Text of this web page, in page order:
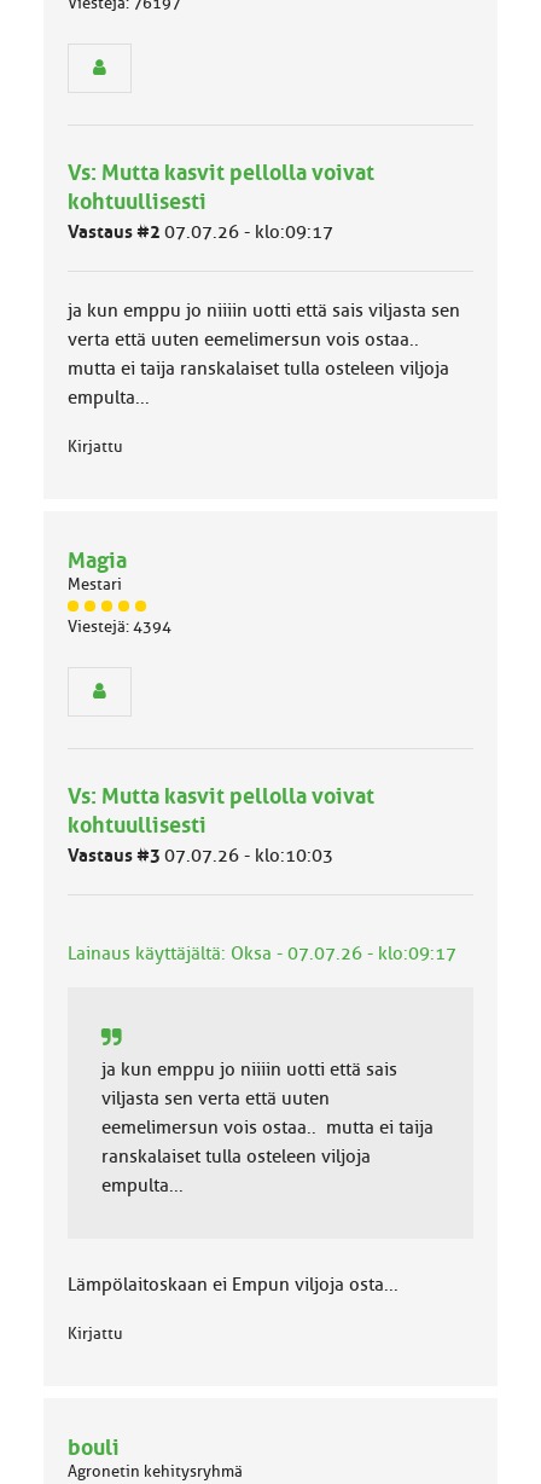
ä
m
ä
u
k
a
Vs: Mutta kasvit pellolla voivat
kohtuullisesti
Vastaus #2 07.07.26 - klo:09:17
ja kun emppu jo niiiin uotti että sais viljasta sen
verta että uuten eemelimersun vois ostaa..
mutta ei taija ranskalaiset tulla osteleen viljoja
empulta...
Kirjattu
Magia
Mestari
J
ä
m
ä
u
a
Viestejä: 4394
Vs: Mutta kasvit pellolla voivat
kohtuullisesti
Vastaus #3 07.07.26 - klo:10:03
Lainaus käyttäjältä: Oksa - 07.07.26 - klo:09:17
ja kun emppu jo niiiin uotti että sais
viljasta sen verta että uuten
eemelimersun vois ostaa.. mutta ei taija
ranskalaiset tulla osteleen viljoja
empulta...
Lämpölaitoskaan ei Empun viljoja osta...
Kirjattu
bouli
Agronetin kehitysryhmä